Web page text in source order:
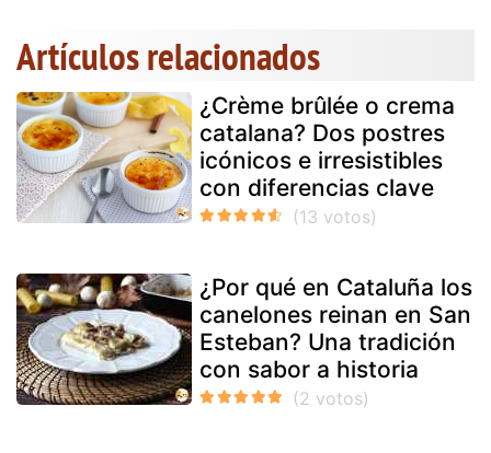
Artículos relacionados
¿Crème brûlée o crema
catalana? Dos postres
icónicos e irresistibles
con diferencias clave
¿Por qué en Cataluña los
canelones reinan en San
Esteban? Una tradición
con sabor a historia